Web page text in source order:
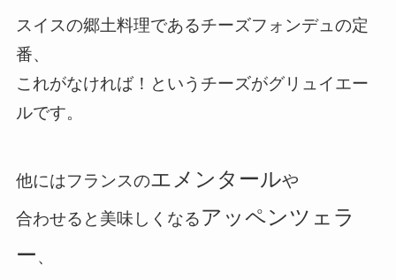
スイスの郷土料理であるチーズフォンデュの定
番、
これがなければ！というチーズがグリュイエー
ルです。
他にはフランスのエメンタールや
合わせると美味しくなるアッペンツェラ
ー、